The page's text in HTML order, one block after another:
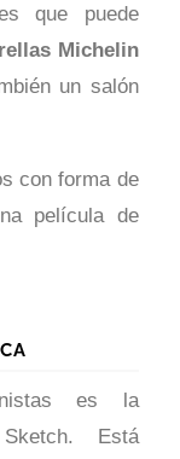
que puede
Michelin
un salón
con forma de
película de
es la
Está